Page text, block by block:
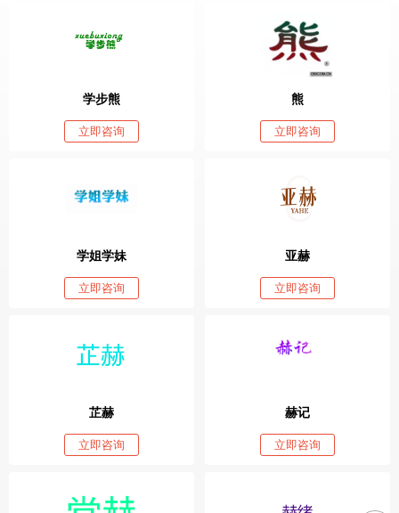
学步熊
立即咨询
熊
立即咨询
学姐学妹
立即咨询
亚赫
立即咨询
芷赫
立即咨询
赫记
立即咨询